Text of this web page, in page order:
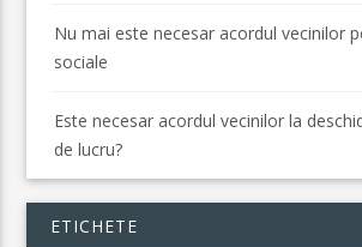
Nu mai este necesar acordul vecinilor
sociale
Este necesar acordul vecinilor la
de lucru?
ETICHETE